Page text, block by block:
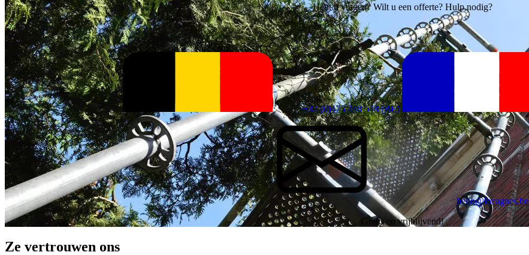
Hebt u vragen? Wilt u een offerte? Hulp nodig?
+32 (0)475 248 548 (BE)
hello@locagnes.be
Gratis en vrijblijvend!
Ze vertrouwen ons